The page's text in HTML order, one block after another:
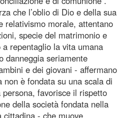
che l’oblio di Dio e della sua
relativismo morale, attentano
specie del matrimonio e
repentaglio la vita umana
danneggia seriamente
e dei giovani - affermano
non è fondata su una scala di
favorisce il rispetto
della società fondata nella
cittadina - che muove